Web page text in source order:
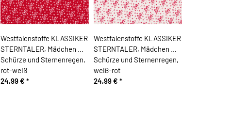
Westfalenstoffe KLASSIKER
STERNTALER, Mädchen mit
Schürze und Sternenregen,
rot-weiß
24,99 € *
Westfalenstoffe KLASSIKER
STERNTALER, Mädchen mit
Schürze und Sternenregen,
weiß-rot
24,99 € *